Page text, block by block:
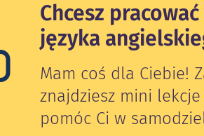
Chcesz
języka
Mam coś dla Ciebie!
znajdziesz mini
pomóc Ci w